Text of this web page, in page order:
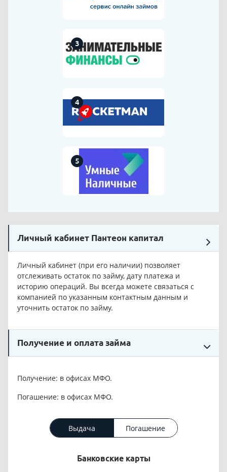
3
4
5
Личный кабинет Пантеон капитал
Личный кабинет (при его наличии) позволяет
отслеживать остаток по займу, дату платежа и
историю операций. Вы всегда можете связаться с
компанией по указанным контактным данным и
уточнить остаток по займу.
Получение и оплата займа
Получение: в офисах МФО.
Погашение: в офисах МФО.
Выдача Погашение
Банковские карты